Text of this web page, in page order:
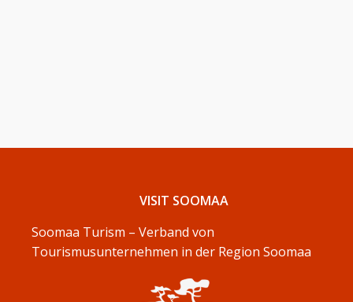
VISIT SOOMAA
Soomaa Turism – Verband von
Tourismusunternehmen in der Region Soomaa